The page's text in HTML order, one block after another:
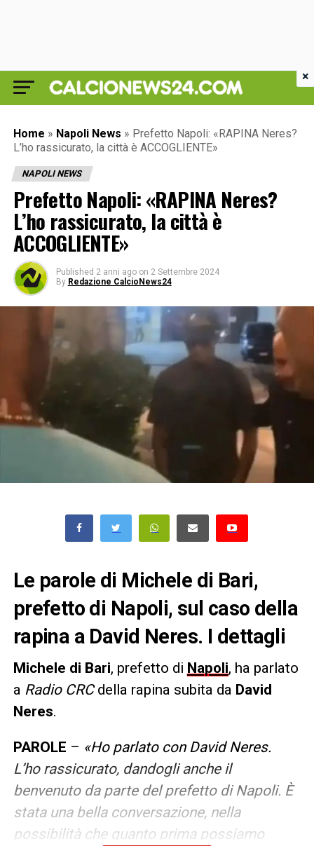
Home » Napoli News » Prefetto Napoli: «RAPINA Neres?
L’ho rassicurato, la città è ACCOGLIENTE»
NAPOLI NEWS
Prefetto Napoli: «RAPINA Neres?
L’ho rassicurato, la città è
ACCOGLIENTE»
Published 2 anni ago on 2 Settembre 2024
By Redazione CalcioNews24
Le parole di Michele di Bari,
prefetto di Napoli, sul caso della
rapina a David Neres. I dettagli
Michele di Bari, prefetto di Napoli, ha parlato
a Radio CRCdella rapina subita da David
Neres.
PAROLE – «Ho parlato con David Neres.
L’ho rassicurato, dandogli anche il
benvenuto da parte del prefetto di Napoli. È
stata una bella conversazione, nella
possibilità che quanto prima possiamo
×